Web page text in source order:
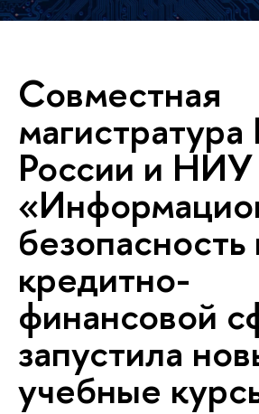
Совместная
магистратура
России и
безопасность
кредитно-
финансовой
запустила
учебные